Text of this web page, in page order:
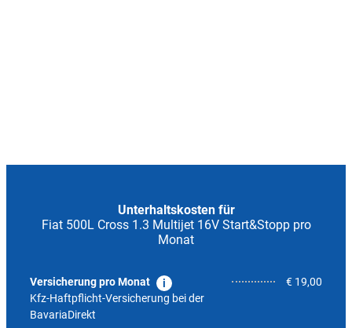
Unterhaltskosten für
Fiat 500L Cross 1.3 Multijet 16V Start&Stopp pro
Monat
Versicherung pro Monat
Kfz-Haftpflicht-Versicherung bei der
BavariaDirekt
€ 19,00